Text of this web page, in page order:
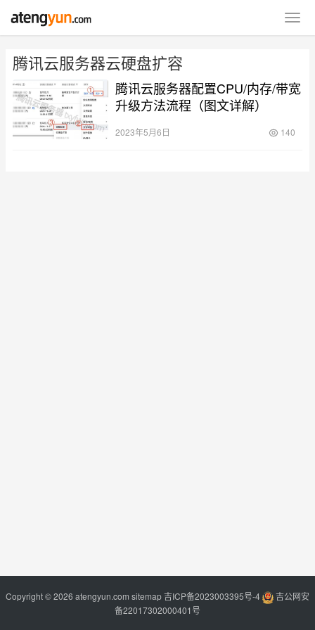
腾讯云服务器云硬盘扩容
腾讯云服务器配置CPU/内存/带宽
升级方法流程（图文详解）
2023年5月6日 140
Copyright © 2026 atengyun.com sitemap吉ICP备2023003395号-4
吉公网安
备22017302000401号